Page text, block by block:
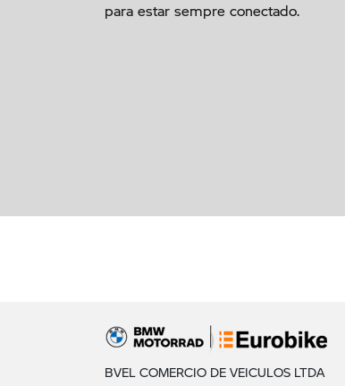
para estar sempre conectado.
BVEL COMERCIO DE VEICULOS LTDA